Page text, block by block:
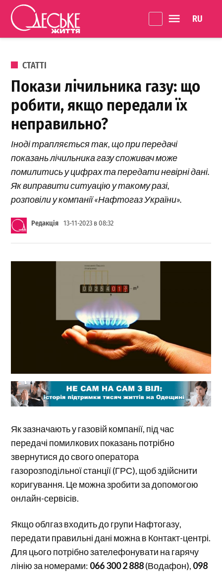
Перейти до вмісту
Життя
ОПУБЛІКОВАНО В
СТАТТІ
Покази лічильника газу: що
робити, якщо передали їх
неправильно?
Іноді трапляється так, що при передачі
показань лічильника газу споживач може
помилитись у цифрах та передати невірні дані.
Як виправити ситуацію у такому разі,
розповіли у компанії «Нафтогаз України».
Редакція 13-11-2023 в 08:32
Як зазначають у газовій компанії, під час
передачі помилкових показань потрібно
звернутися до свого оператора
газорозподільної станції (ГРС), щоб здійснити
коригування. Це можна зробити за допомогою
онлайн-сервісів.
Якщо облгаз входить до групи Нафтогазу,
передати правильні дані можна в Контакт-центрі.
Для цього потрібно зателефонувати на гарячу
лінію за номерами: 066 300 2 888(Водафон), 098